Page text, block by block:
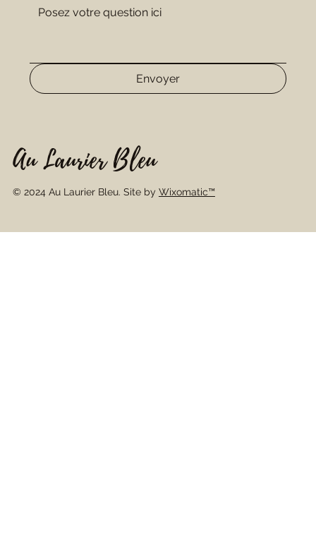
Envoyer
Au Laurier Bleu
© 2024 Au Laurier Bleu. Site by Wixomatic™